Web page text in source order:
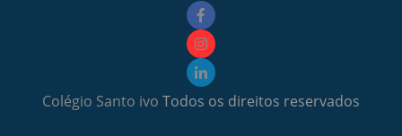
Colégio Santo ivo Todos os direitos reservados